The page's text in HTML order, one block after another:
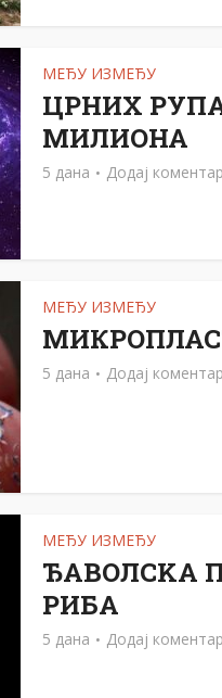
МЕЂУ ИЗМЕЂУ
ЦРНИХ РУПА
МИЛИОНА
5 дана Додај коментар
МЕЂУ ИЗМЕЂУ
5 дана Додај коментар
МЕЂУ ИЗМЕЂУ
ЂАВОЛСKА
РИБА
5 дана Додај коментар